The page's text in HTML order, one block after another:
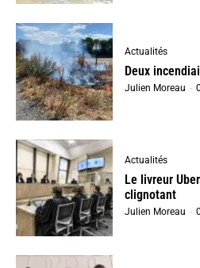
Actualités
Deux
Julien Moreau -
Actualités
Le livreur
clignotant
Julien Moreau -